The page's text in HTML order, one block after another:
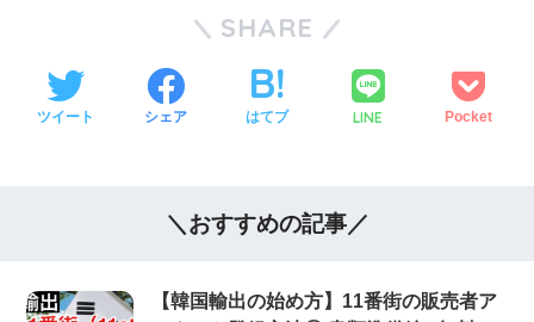
SHARE
ツイート シェア はてブ LINE Pocket
＼おすすめの記事／
【韓国輸出の始め方】11番街の販売者ア